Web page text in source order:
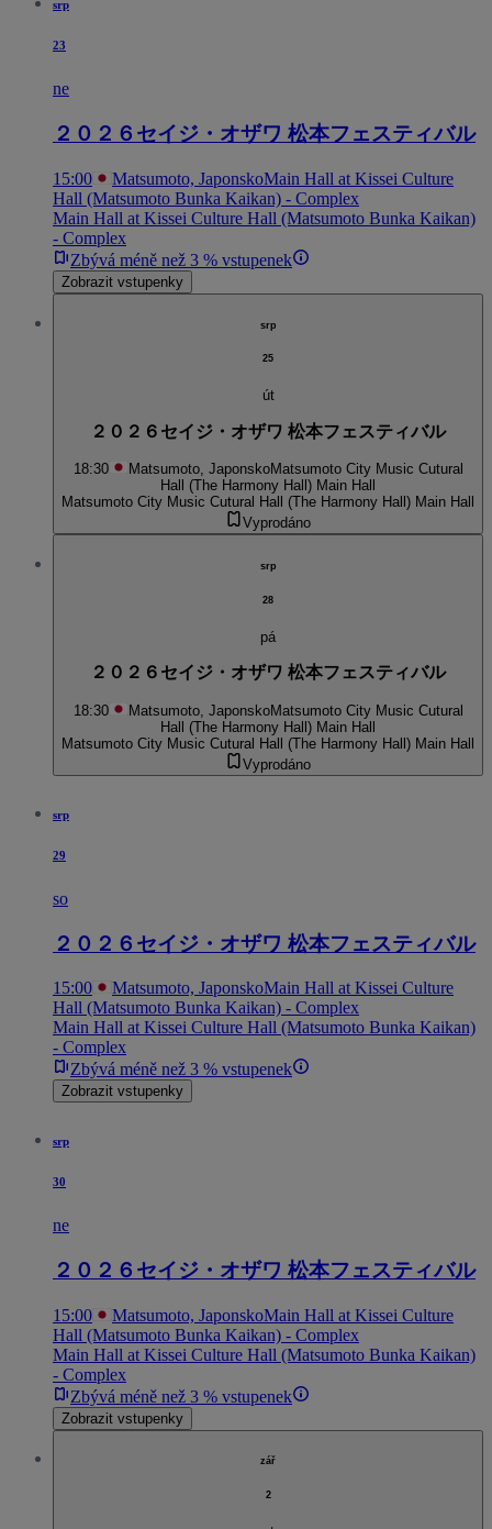
srp
23
ne
２０２６セイジ・オザワ 松本フェスティバル
15:00 Matsumoto, JaponskoMain Hall at Kissei Culture
Hall (Matsumoto Bunka Kaikan) - Complex
Main Hall at Kissei Culture Hall (Matsumoto Bunka Kaikan)
- Complex
Zbývá méně než 3 % vstupenek
Zobrazit vstupenky
srp
25
út
２０２６セイジ・オザワ 松本フェスティバル
18:30 Matsumoto, JaponskoMatsumoto City Music Cutural
Hall (The Harmony Hall) Main Hall
Matsumoto City Music Cutural Hall (The Harmony Hall) Main Hall
Vyprodáno
srp
28
pá
２０２６セイジ・オザワ 松本フェスティバル
18:30 Matsumoto, JaponskoMatsumoto City Music Cutural
Hall (The Harmony Hall) Main Hall
Matsumoto City Music Cutural Hall (The Harmony Hall) Main Hall
Vyprodáno
srp
29
so
２０２６セイジ・オザワ 松本フェスティバル
15:00 Matsumoto, JaponskoMain Hall at Kissei Culture
Hall (Matsumoto Bunka Kaikan) - Complex
Main Hall at Kissei Culture Hall (Matsumoto Bunka Kaikan)
- Complex
Zbývá méně než 3 % vstupenek
Zobrazit vstupenky
srp
30
ne
２０２６セイジ・オザワ 松本フェスティバル
15:00 Matsumoto, JaponskoMain Hall at Kissei Culture
Hall (Matsumoto Bunka Kaikan) - Complex
Main Hall at Kissei Culture Hall (Matsumoto Bunka Kaikan)
- Complex
Zbývá méně než 3 % vstupenek
Zobrazit vstupenky
zář
2